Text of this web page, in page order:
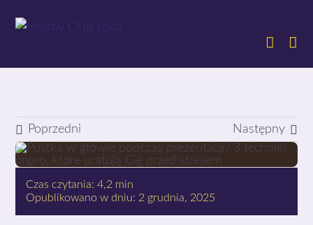
Poprzedni Następny
Czas czytania: 4,2 min
Opublikowano w dniu: 2 grudnia, 2025